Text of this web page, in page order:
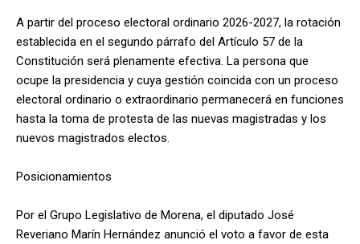
A partir del proceso electoral ordinario 2026-2027, la rotación
establecida en el segundo párrafo del Artículo 57 de la
Constitución será plenamente efectiva. La persona que
ocupe la presidencia y cuya gestión coincida con un proceso
electoral ordinario o extraordinario permanecerá en funciones
hasta la toma de protesta de las nuevas magistradas y los
nuevos magistrados electos.
Posicionamientos
Por el Grupo Legislativo de Morena, el diputado José
Reveriano Marín Hernández anunció el voto a favor de esta